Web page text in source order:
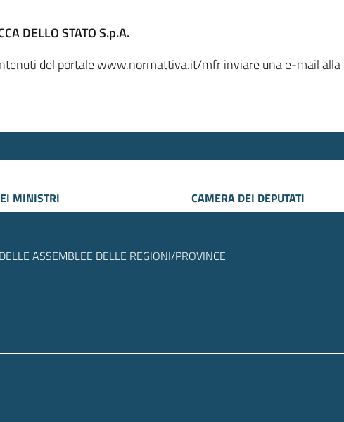
DELLO STATO S.p.A.
del portale www.normattiva.it/mfr inviare una e-mail
MINISTRI
CAMERA DEI DEPUTATI
ASSEMBLEE DELLE REGIONI/PROVINCE